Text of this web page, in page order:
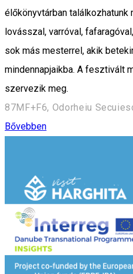
élőkönyvtárban
lovásszal, varróval,
sok más mesterrel, akik
mindennapjaikba. A fesztivált
szervezik meg.
87MF+F6, Odorheiu
Bővebben